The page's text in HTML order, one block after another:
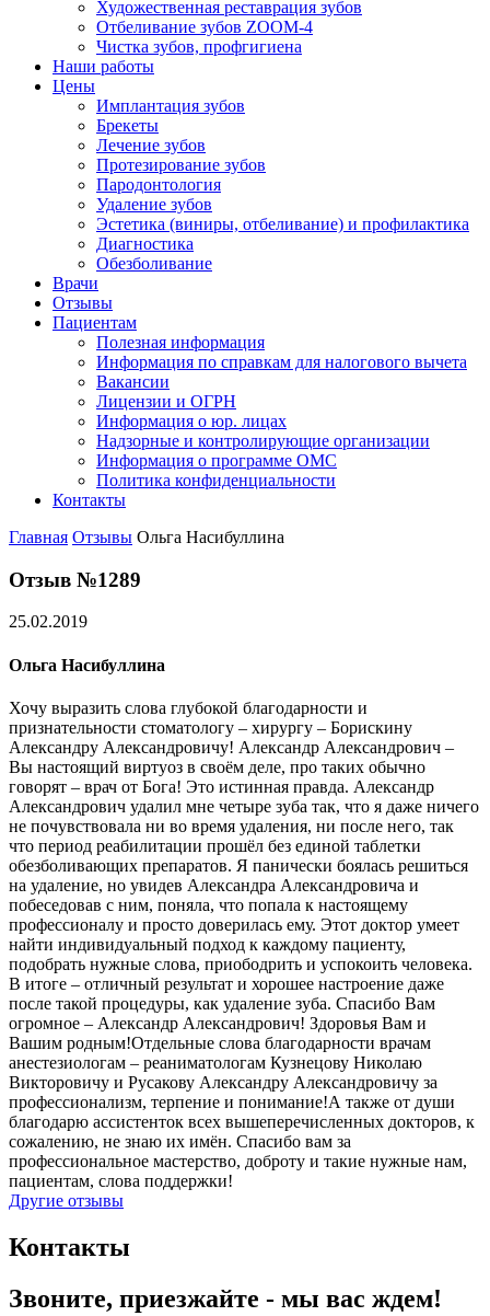
Художественная реставрация зубов
Отбеливание зубов ZOOM-4
Чистка зубов, профгигиена
Наши работы
Цены
Имплантация зубов
Брекеты
Лечение зубов
Протезирование зубов
Пародонтология
Удаление зубов
Эстетика (виниры, отбеливание) и профилактика
Диагностика
Обезболивание
Врачи
Отзывы
Пациентам
Полезная информация
Информация по справкам для налогового вычета
Вакансии
Лицензии и ОГРН
Информация о юр. лицах
Надзорные и контролирующие организации
Информация о программе ОМС
Политика конфиденциальности
Контакты
Главная Отзывы Ольга Насибуллина
Отзыв №1289
25.02.2019
Ольга Насибуллина
Хочу выразить слова глубокой благодарности и
признательности стоматологу – хирургу – Борискину
Александру Александровичу! Александр Александрович –
Вы настоящий виртуоз в своём деле, про таких обычно
говорят – врач от Бога! Это истинная правда. Александр
Александрович удалил мне четыре зуба так, что я даже ничего
не почувствовала ни во время удаления, ни после него, так
что период реабилитации прошёл без единой таблетки
обезболивающих препаратов. Я панически боялась решиться
на удаление, но увидев Александра Александровича и
побеседовав с ним, поняла, что попала к настоящему
профессионалу и просто доверилась ему. Этот доктор умеет
найти индивидуальный подход к каждому пациенту,
подобрать нужные слова, приободрить и успокоить человека.
В итоге – отличный результат и хорошее настроение даже
после такой процедуры, как удаление зуба. Спасибо Вам
огромное – Александр Александрович! Здоровья Вам и
Вашим родным!Отдельные слова благодарности врачам
анестезиологам – реаниматологам Кузнецову Николаю
Викторовичу и Русакову Александру Александровичу за
профессионализм, терпение и понимание!А также от души
благодарю ассистенток всех вышеперечисленных докторов, к
сожалению, не знаю их имён. Спасибо вам за
профессиональное мастерство, доброту и такие нужные нам,
пациентам, слова поддержки!
Другие отзывы
Контакты
Звоните, приезжайте - мы вас ждем!